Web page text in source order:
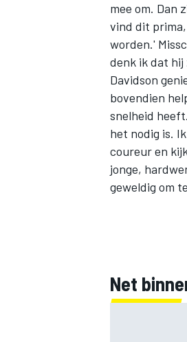
mee om. Dan
vind dit prima,
worden.'
denk ik dat
Davidson
bovendien
snelheid
het nodig is.
coureur en
jonge,
geweldig om
Net